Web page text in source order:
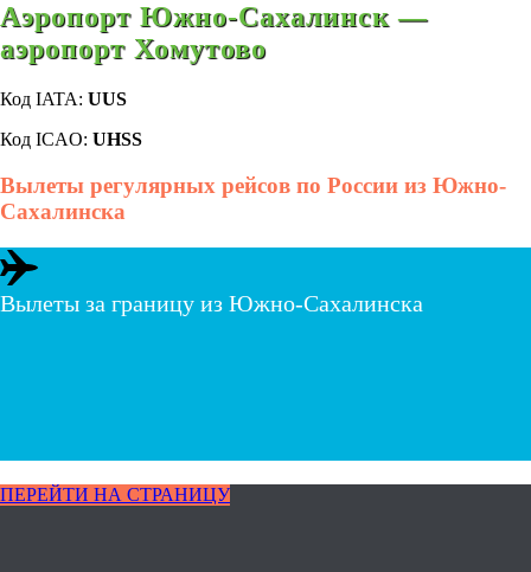
Аэропорт Южно-Сахалинск —
аэропорт Хомутово
Код IATA: UUS
Код ICAO: UHSS
Вылеты регулярных рейсов по России из Южно-
Сахалинска
Вылеты за границу из Южно-Сахалинска
ПЕРЕЙТИ НА СТРАНИЦУ